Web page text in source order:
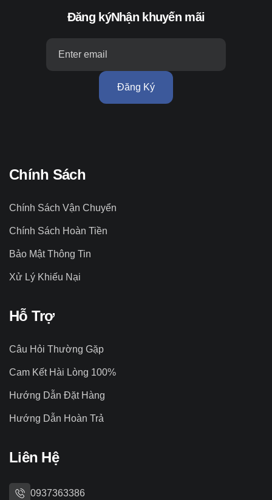
Đăng kýNhận khuyến mãi
Đăng Ký
Chính Sách
Chính Sách Vận Chuyển
Chính Sách Hoàn Tiền
Bảo Mật Thông Tin
Xử Lý Khiếu Nại
Hỗ Trợ
Câu Hỏi Thường Gặp
Cam Kết Hài Lòng 100%
Hướng Dẫn Đặt Hàng
Hướng Dẫn Hoàn Trả
Liên Hệ
0937363386